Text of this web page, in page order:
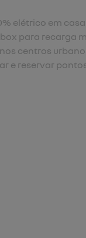
elétrico em
para recarga
centros
e reservar